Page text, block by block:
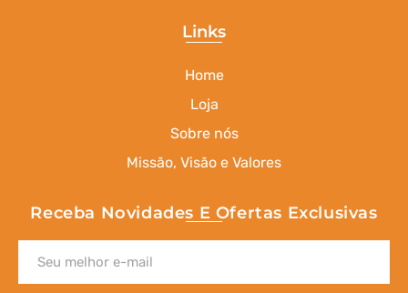
Links
Home
Loja
Sobre nós
Missão, Visão e Valores
Receba Novidades E Ofertas Exclusivas